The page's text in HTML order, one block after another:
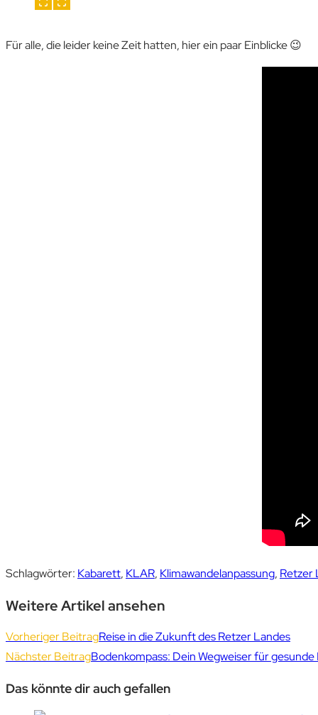
Für alle, die leider keine Zeit hatten, hier ein paar Einblicke 😉
Schlagwörter: Kabarett, KLAR, Klimawandelanpassung, Retzer
Weitere Artikel ansehen
Vorheriger BeitragReise in die Zukunft des Retzer Landes
Nächster BeitragBodenkompass: Dein Wegweiser für
Das könnte dir auch gefallen